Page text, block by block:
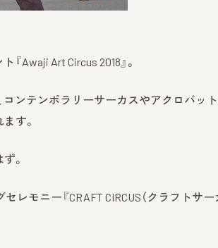
『Awaji Art Circus 2018』。
ンテンポラリーサーカスやアクロバット
す。
。
モニー『CRAFT CIRCUS（クラフトサー